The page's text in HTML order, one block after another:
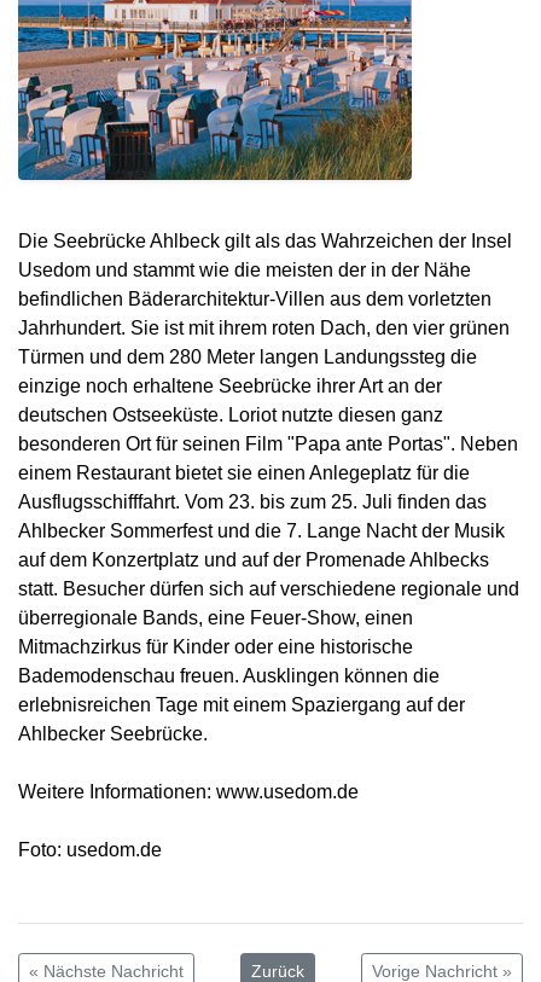
Die Seebrücke Ahlbeck gilt als das Wahrzeichen der Insel
Usedom und stammt wie die meisten der in der Nähe
befindlichen Bäderarchitektur-Villen aus dem vorletzten
Jahrhundert. Sie ist mit ihrem roten Dach, den vier grünen
Türmen und dem 280 Meter langen Landungssteg die
einzige noch erhaltene Seebrücke ihrer Art an der
deutschen Ostseeküste. Loriot nutzte diesen ganz
besonderen Ort für seinen Film "Papa ante Portas". Neben
einem Restaurant bietet sie einen Anlegeplatz für die
Ausflugsschifffahrt. Vom 23. bis zum 25. Juli finden das
Ahlbecker Sommerfest und die 7. Lange Nacht der Musik
auf dem Konzertplatz und auf der Promenade Ahlbecks
statt. Besucher dürfen sich auf verschiedene regionale und
überregionale Bands, eine Feuer-Show, einen
Mitmachzirkus für Kinder oder eine historische
Bademodenschau freuen. Ausklingen können die
erlebnisreichen Tage mit einem Spaziergang auf der
Ahlbecker Seebrücke.
Weitere Informationen: www.usedom.de
Foto: usedom.de
« Nächste Nachricht Zurück Vorige Nachricht »